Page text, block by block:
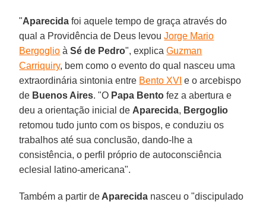
"Aparecida foi aquele tempo de graça através do
qual a Providência de Deus levouJorge Mario
Bergoglio àSé de Pedro", explicaGuzman
Carriquiry, bem como o evento do qual nasceu uma
extraordinária sintonia entre Bento XVI e o arcebispo
de Buenos Aires. "O Papa Bento fez a abertura e
deu a orientação inicial de Aparecida, Bergoglio
retomou tudo junto com os bispos, e conduziu os
trabalhos até sua conclusão, dando-lhe a
consistência, o perfil próprio de autoconsciência
eclesial latino-americana".
Também a partir de Aparecida nasceu o "discipulado